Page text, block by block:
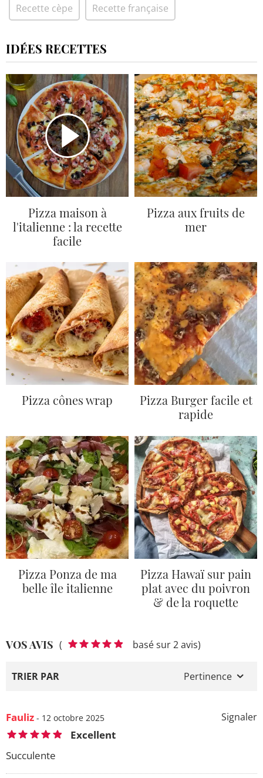
Recette cèpe Recette française
IDÉES RECETTES
Pizza maison à
l'italienne : la recette
facile
Pizza aux fruits de
mer
Pizza cônes wrap
Pizza Burger facile et
rapide
Pizza Ponza de ma
belle île italienne
Pizza Hawaï sur pain
plat avec du poivron
& de la roquette
VOS AVIS ( basé sur 2 avis)
TRIER PAR Pertinence
Signaler
Fauliz - 12 octobre 2025
Excellent
Succulente